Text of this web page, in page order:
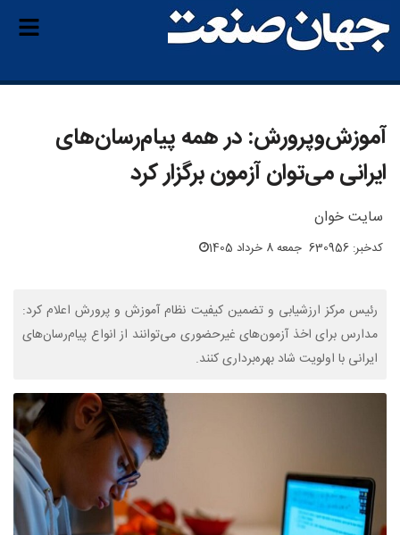
آموزش‌وپرورش: در همه پیام‌رسان‌های
ایرانی می‌توان آزمون برگزار کرد
سایت خوان
کدخبر: 630956 جمعه 8 خرداد 1405
رئیس مرکز ارزشیابی و تضمین کیفیت نظام آموزش و پرورش اعلام کرد:
مدارس برای اخذ آزمون‌های غیرحضوری می‌توانند از انواع پیام‌رسان‌های
ایرانی با اولویت شاد بهره‌برداری کنند.